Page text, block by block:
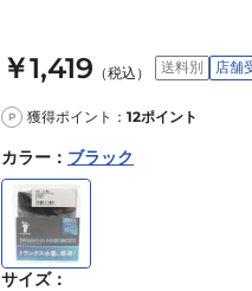
￥1,419 （税込） 送料別 店舗
P 獲得ポイント： 12ポイント
カラー ： ブラック
サイズ：